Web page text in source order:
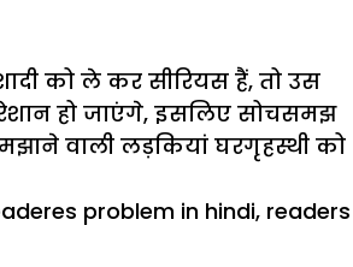
को ले कर सीरियस हैं, तो उस
हो जाएंगे, इसलिए सोचसमझ
वाली लड़कियां घरगृहस्थी को
problem in hindi, readers